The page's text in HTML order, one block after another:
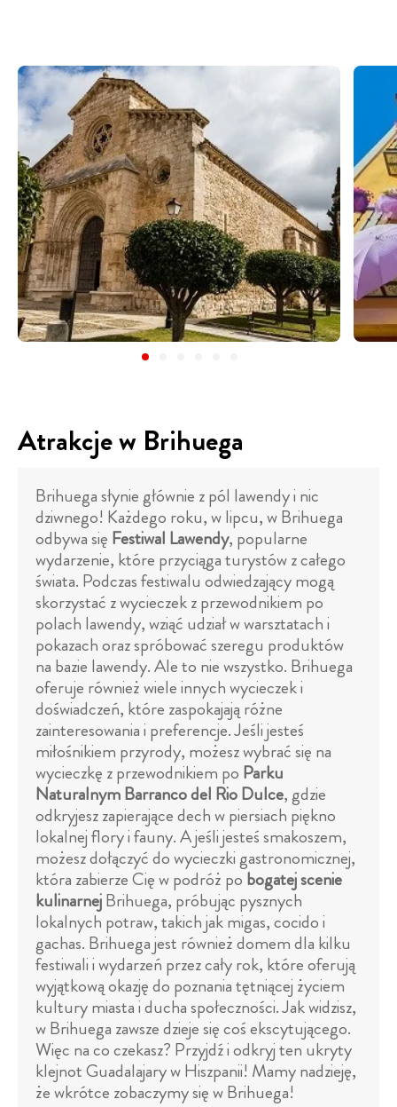
Atrakcje w Brihuega
Brihuega słynie głównie z pól lawendy i nic
dziwnego! Każdego roku, w lipcu, w Brihuega
odbywa się Festiwal Lawendy, popularne
wydarzenie, które przyciąga turystów z całego
świata. Podczas festiwalu odwiedzający mogą
skorzystać z wycieczek z przewodnikiem po
polach lawendy, wziąć udział w warsztatach i
pokazach oraz spróbować szeregu produktów
na bazie lawendy. Ale to nie wszystko. Brihuega
oferuje również wiele innych wycieczek i
doświadczeń, które zaspokajają różne
zainteresowania i preferencje. Jeśli jesteś
miłośnikiem przyrody, możesz wybrać się na
wycieczkę z przewodnikiem po Parku
Naturalnym Barranco del Rio Dulce, gdzie
odkryjesz zapierające dech w piersiach piękno
lokalnej flory i fauny. A jeśli jesteś smakoszem,
możesz dołączyć do wycieczki gastronomicznej,
która zabierze Cię w podróż po bogatej scenie
kulinarnejBrihuega, próbując pysznych
lokalnych potraw, takich jak migas, cocido i
gachas. Brihuega jest również domem dla kilku
festiwali i wydarzeń przez cały rok, które oferują
wyjątkową okazję do poznania tętniącej życiem
kultury miasta i ducha społeczności. Jak widzisz,
w Brihuega zawsze dzieje się coś ekscytującego.
Więc na co czekasz? Przyjdź i odkryj ten ukryty
klejnot Guadalajary w Hiszpanii! Mamy nadzieję,
że wkrótce zobaczymy się w Brihuega!